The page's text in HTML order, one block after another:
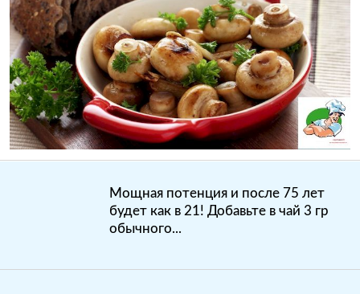
Мощная потенция и после 75 лет
будет как в 21! Добавьте в чай 3 гр
обычного...